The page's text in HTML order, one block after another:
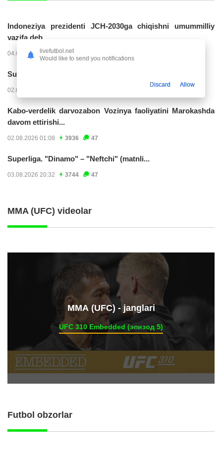
Indoneziya prezidenti JCH-2030ga chiqishni umummilliy
vazifa deb...
04.08.2026 02:11 14256
Superliga. “Buxoro” - “Lokomotiv”...
02.08.2026 03:08
Kabo-verdelik darvozabon Vozinya faoliyatini Marokashda
davom ettirishi...
02.08.2026 01:08 3936 47
Superliga. "Dinamo" – "Neftchi" (matnli...
03.08.2026 20:32 3744 47
MMA (UFC) videolar
ММА (UFC) - janglari
UFC 310 Embedded (эпизод 5)
Futbol obzorlar
livefutbol.net
Would like to send you notifications
Discard Allow